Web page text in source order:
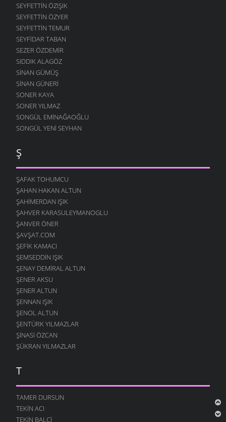
SEYFETTIN ÖZIŞIK
SEYFETTIN ÖZYER
SEYFETTIN TEMUR
SEYFIDAR TABAN
SEZER ÖZDEMIR
SIDDIK ALAGÖZ
SINAN GÜMÜŞ
SINAN GÜNERI
SONER KAYA
SONER YILMAZ
SONGÜL EMINAĞAOĞLU
SONGÜL YENI SEYHAN
Ş
ŞAFAK TOHUMCU
ŞAHAN HAKAN ALTUN
ŞAHIMERDAN IŞIK
ŞAHVER KARASULEYMANOGLU
ŞANVER ÖNER
ŞAVŞAT.COM
ŞEFIK KAMACI
ŞEMSEDDIN IŞIK
ŞENAY DEMIRAL ALTUN
ŞENER AKSU
ŞENER ALTUN
ŞENNAN IŞIK
ŞENOL ALTUN
ŞENTÜRK YILMAZLAR
ŞINASI ÖZCAN
ŞÜKRAN YILMAZLAR
T
TAMER DURSUN
TEKIN ACI
TEKIN BALCI